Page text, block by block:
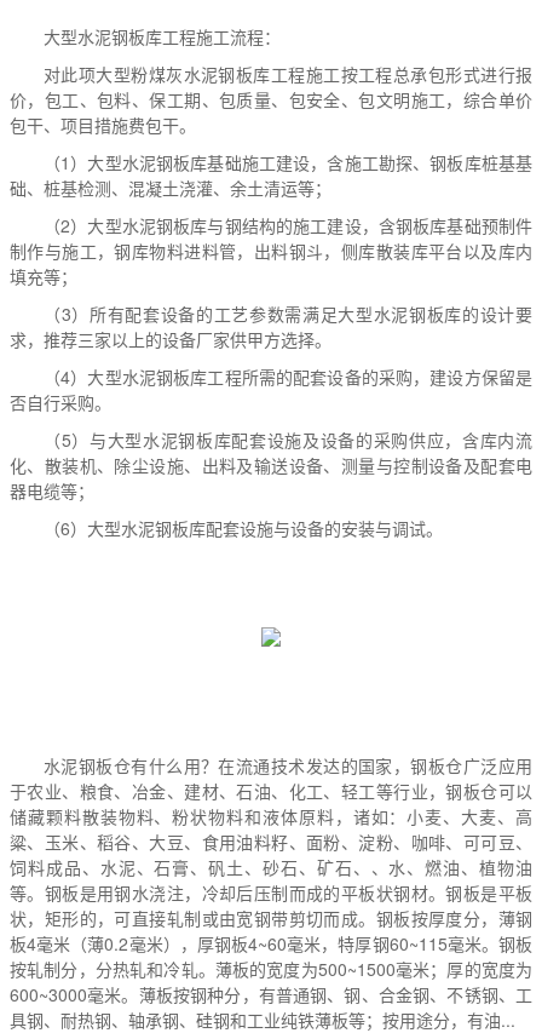
大型水泥钢板库工程施工流程：
对此项大型粉煤灰水泥钢板库工程施工按工程总承包形式进行报
价，包工、包料、保工期、包质量、包安全、包文明施工，综合单价
包干、项目措施费包干。
（1）大型水泥钢板库基础施工建设，含施工勘探、钢板库桩基基
础、桩基检测、混凝土浇灌、余土清运等；
（2）大型水泥钢板库与钢结构的施工建设，含钢板库基础预制件
制作与施工，钢库物料进料管，出料钢斗，侧库散装库平台以及库内
填充等；
（3）所有配套设备的工艺参数需满足大型水泥钢板库的设计要
求，推荐三家以上的设备厂家供甲方选择。
（4）大型水泥钢板库工程所需的配套设备的采购，建设方保留是
否自行采购。
（5）与大型水泥钢板库配套设施及设备的采购供应，含库内流
化、散装机、除尘设施、出料及输送设备、测量与控制设备及配套电
器电缆等；
（6）大型水泥钢板库配套设施与设备的安装与调试。
水泥钢板仓有什么用？在流通技术发达的国家，钢板仓广泛应用
于农业、粮食、冶金、建材、石油、化工、轻工等行业，钢板仓可以
储藏颗料散装物料、粉状物料和液体原料，诸如：小麦、大麦、高
粱、玉米、稻谷、大豆、食用油料籽、面粉、淀粉、咖啡、可可豆、
饲料成品、水泥、石膏、矾土、砂石、矿石、、水、燃油、植物油
等。钢板是用钢水浇注，冷却后压制而成的平板状钢材。钢板是平板
状，矩形的，可直接轧制或由宽钢带剪切而成。钢板按厚度分，薄钢
板4毫米（薄0.2毫米），厚钢板4~60毫米，特厚钢60~115毫米。钢板
按轧制分，分热轧和冷轧。薄板的宽度为500~1500毫米；厚的宽度为
600~3000毫米。薄板按钢种分，有普通钢、钢、合金钢、不锈钢、工
具钢、耐热钢、轴承钢、硅钢和工业纯铁薄板等；按用途分，有油...